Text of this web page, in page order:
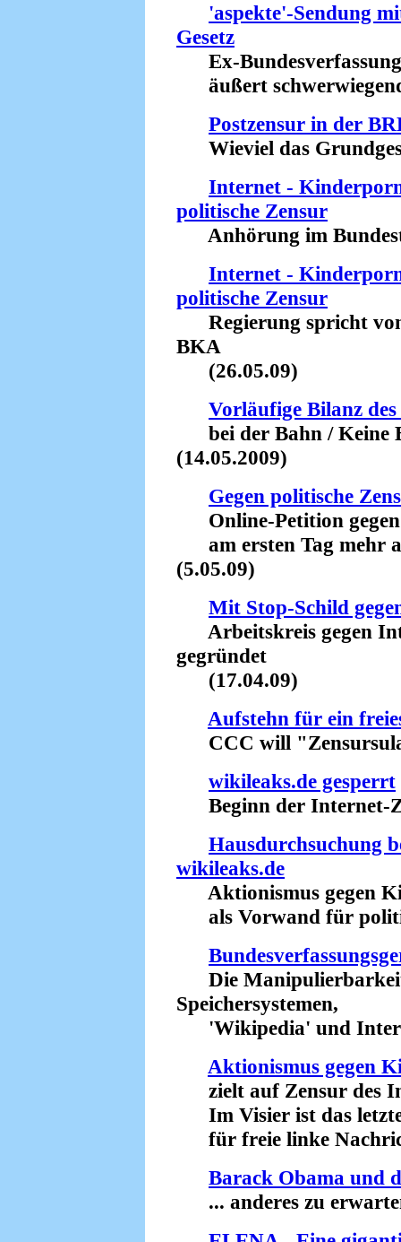
'aspekte'-Sendung
Gesetz
Ex-
äußert
Postzensur in der
Wieviel das
Internet -
politische Zensur
Anhörung im
Internet -
politische Zensur
Regierung spricht
BKA
(26.05.09)
Vorläufige Bilanz
bei der Bahn / Keine
(14.05.2009)
Gegen politische
Online-Petition
am ersten Tag mehr
(5.05.09)
Mit Stop-Schild
Arbeitskreis gegen
gegründet
(17.04.09)
Aufstehn für ein
CCC will
wikileaks.de gesperrt
Beginn der Internet-
Hausdurchsuchung
wikileaks.de
Aktionismus gegen
als Vorwand für
Die Manipulierbarkeit
Speichersystemen,
'Wikipedia' und
Aktionismus gegen
zielt auf Zensur des
Im Visier ist das
für freie linke
Barack Obama und
... anderes zu